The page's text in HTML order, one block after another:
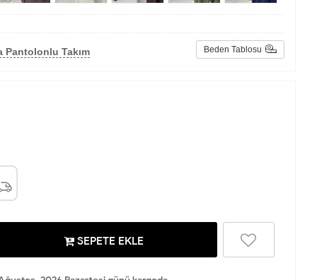
Pantolonlu Takım Beden Tablosu
SEPETE EKLE